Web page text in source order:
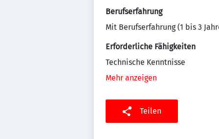
Berufserfahrung
Mit Berufserfahrung (1 bis 3
Erforderliche Fähigkeiten
Technische Kenntnisse
Mehr anzeigen
Teilen